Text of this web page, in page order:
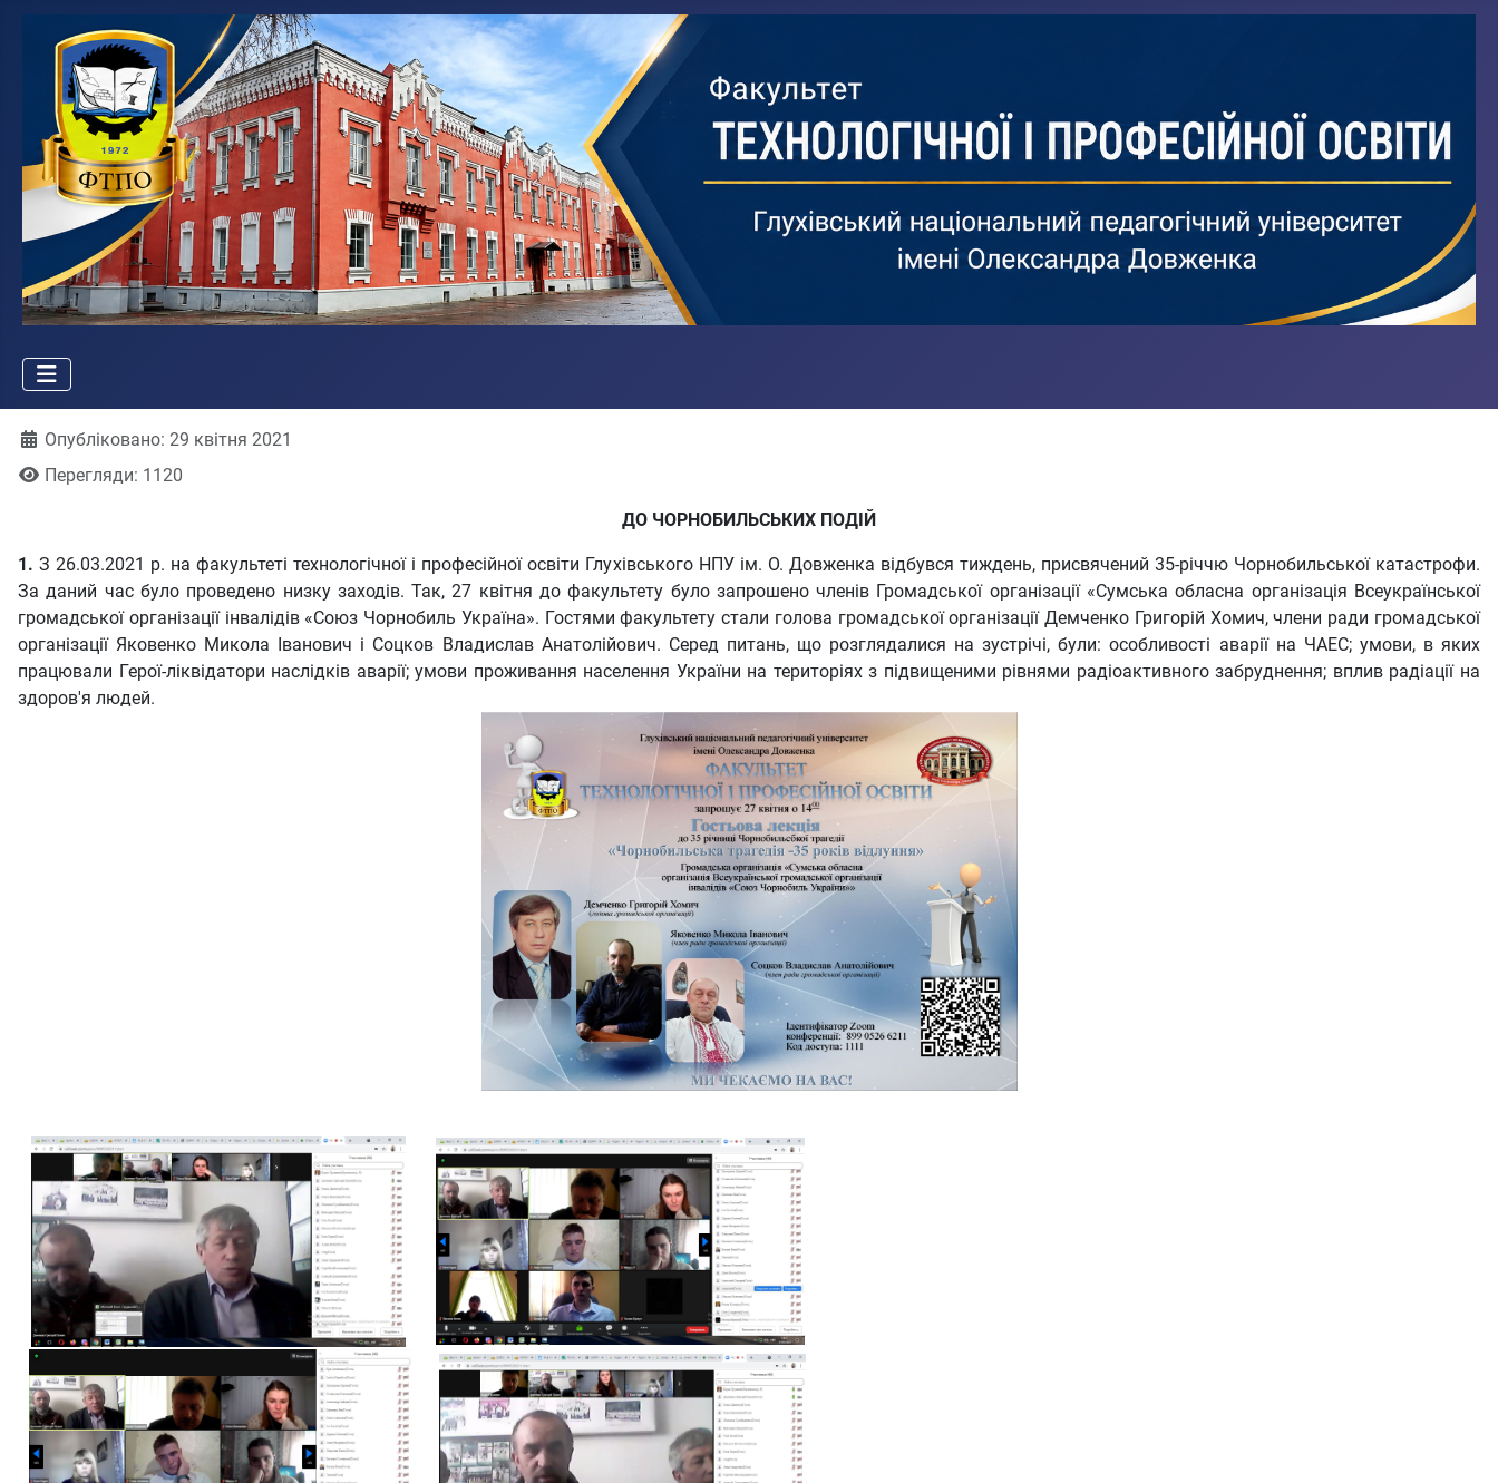
ДеталіОпубліковано: 29 квітня 2021
Перегляди: 1120
ДО ЧОРНОБИЛЬСЬКИХ ПОДІЙ
1. З 26.03.2021 р. на факультеті технологічної і професійної освіти Глухівського НПУ ім. О. Довженка відбувся тиждень, присвячений 35-річчю Чорнобильської катастрофи.
За даний час було проведено низку заходів. Так, 27 квітня до факультету було запрошено членів Громадської організації «Сумська обласна організація Всеукраїнської
громадської організації інвалідів «Союз Чорнобиль Україна». Гостями факультету стали голова громадської організації Демченко Григорій Хомич, члени ради громадської
організації Яковенко Микола Іванович і Соцков Владислав Анатолійович. Серед питань, що розглядалися на зустрічі, були: особливості аварії на ЧАЕС; умови, в яких
працювали Герої-ліквідатори наслідків аварії; умови проживання населення України на територіях з підвищеними рівнями радіоактивного забруднення; вплив радіації на
здоров'я людей.